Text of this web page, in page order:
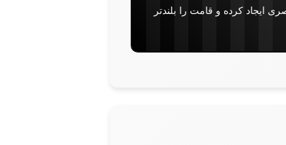
کرده و قامت را بلندتر